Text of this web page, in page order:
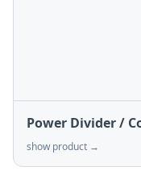
Power Divider /
show product →